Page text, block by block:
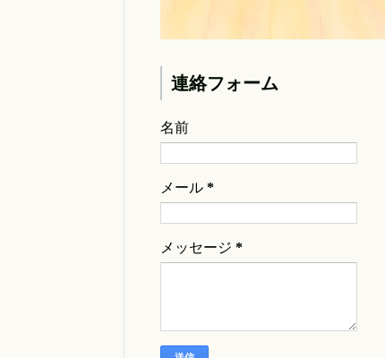
連絡フォーム
名前
メール *
メッセージ *